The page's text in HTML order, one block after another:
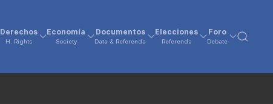
Derechos
H. Rights
Economía
Society
Documentos
Data & Referenda
Elecciones
Referenda
Foro
Debate